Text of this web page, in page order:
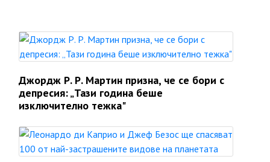
Джордж Р. Р. Мартин призна, че се бори с
депресия: „Тази година беше
изключително тежка"